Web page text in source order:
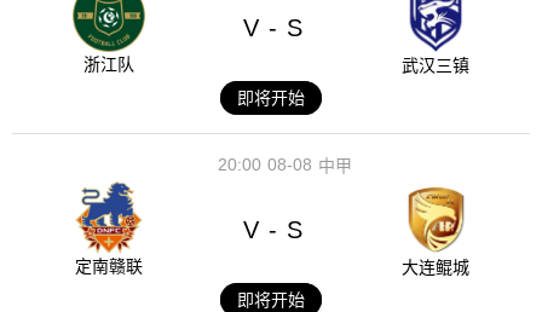
浙江队
V - S
武汉三镇
即将开始
08-08
20:00 中甲
定南赣联
V - S
大连鲲城
即将开始